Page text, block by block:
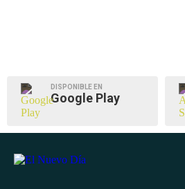
DISPONIBLE EN
Google Play